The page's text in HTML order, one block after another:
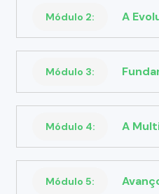
Módulo 2: A
Módulo 3:
Módulo 4: A
Módulo 5: